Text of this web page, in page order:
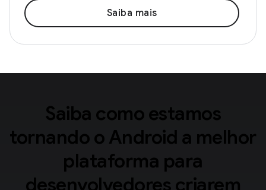
Saiba mais
Saiba como estamos
tornando o Android a melhor
plataforma para
desenvolvedores criarem